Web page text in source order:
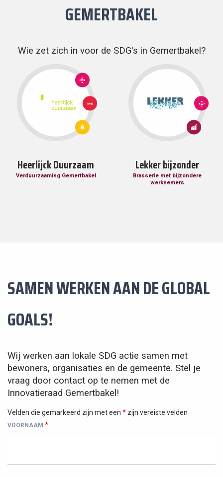
GEMERTBAKEL
Wie zet zich in voor de SDG's in Gemertbakel?
7:
BETAALBARE
EN
DUURZAME
1: GEEN
ARMOEDE
10:
ONGELIJKHEID
VERMINDEREN
Heerlijck Duurzaam
Verduurzaaming Gemertbakel
8: EERLIJK
WERK EN
ECONOMISCHE
GROEI
10:
Lekker bijzonder
Brasserie met bijzondere
werknemers
SAMEN WERKEN AAN DE GLOBAL
GOALS!
Wij werken aan lokale SDG actie samen met
bewoners, organisaties en de gemeente. Stel je
vraag door contact op te nemen met de
Innovatieraad Gemertbakel!
Velden die gemarkeerd zijn met een * zijn vereiste velden
VOORNAAM *